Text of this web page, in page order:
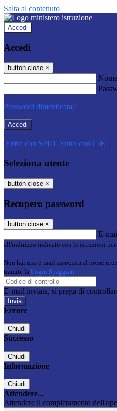
Salta al contenuto
Accedi
Accedi
button close ×
Password dimenticata?
-
Entra con SPID Entra con CIE
Seleziona utente
button close ×
Recupero password
button close ×
E-
all'indirizzo indicato con le istruzioni
Non hai una e-mail associata al nome
tramite la Login Spaggiari
E-mail inviata, si prega di
Errore
Chiudi
Successo
Chiudi
Informazione
Chiudi
Attendere...
Attendere il completamento